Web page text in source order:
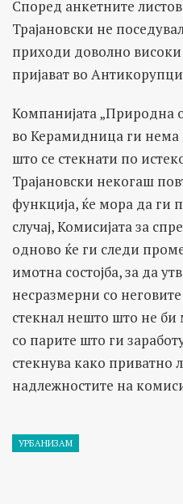
Според анкетните
Трајановски не
приходи доволно високи
пријават во
Компанијата „Природна
во Керамидница ги нема
што се стекнати по
Трајановски некогаш
функција, ќе мора да ги
случај, Комисијата за
одново ќе ги следи
имотна состојба, за да
несразмерни со
стекнал нешто што не би
со парите што ги
стекнува како приватно
надлежностите на
УРБАНИЗАМ